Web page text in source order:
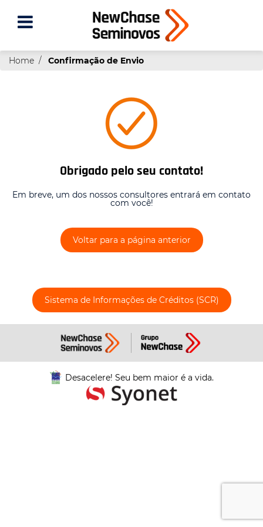
Home Confirmação de Envio
Obrigado pelo seu contato!
Em breve, um dos nossos consultores entrará em contato
com você!
Voltar para a página anterior
Sistema de Informações de Créditos (SCR)
Desacelere! Seu bem maior é a vida.